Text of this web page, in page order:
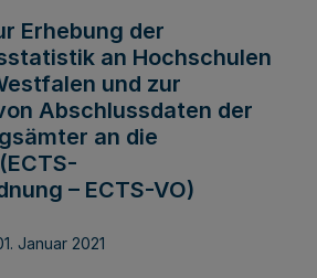
Erhebung der
an Hochschulen
und zur
Abschlussdaten der
an die
– ECTS-VO)
Januar 2021